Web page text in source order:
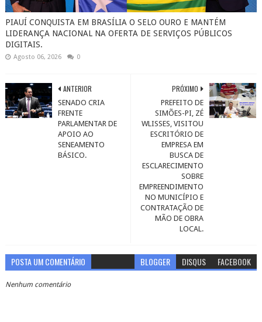
PIAUÍ CONQUISTA EM BRASÍLIA O SELO OURO E MANTÉM
LIDERANÇA NACIONAL NA OFERTA DE SERVIÇOS PÚBLICOS
DIGITAIS.
Agosto 06, 2026 0
PRÓXIMO
PREFEITO DE
SIMÕES-PI, ZÉ
WLISSES, VISITOU
ESCRITÓRIO DE
EMPRESA EM
BUSCA DE
ESCLARECIMENTO
SOBRE
EMPREENDIMENTO
NO MUNICÍPIO E
CONTRATAÇÃO DE
MÃO DE OBRA
LOCAL.
ANTERIOR
SENADO CRIA
FRENTE
PARLAMENTAR DE
APOIO AO
SENEAMENTO
BÁSICO.
POSTA UM COMENTÁRIO BLOGGER DISQUS FACEBOOK
Nenhum comentário